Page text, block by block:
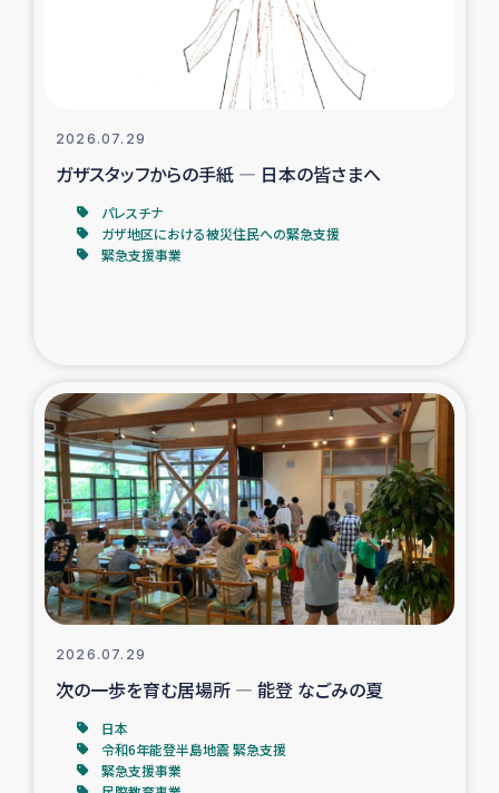
インターン・ボランティア日誌
経済自立支援事業
ガザ空爆被災者への食料支援と農家生産支援
ガザ地区における羊の畜産支援
ガザ地区酪農を通した女性グループの生計支援
ふりかけ普及と食生活改善による栄養改善事業
フェアトレード事業
緊急支援事業
女性の生計向上を通じた子どもの栄養改善事業
2026.07.29
ガザスタッフからの手紙 ― 日本の皆さまへ
パレスチナ
ガザ地区における被災住民への緊急支援
緊急支援事業
2026.07.29
次の一歩を育む居場所 ― 能登 なごみの夏
日本
令和6年能登半島地震 緊急支援
緊急支援事業